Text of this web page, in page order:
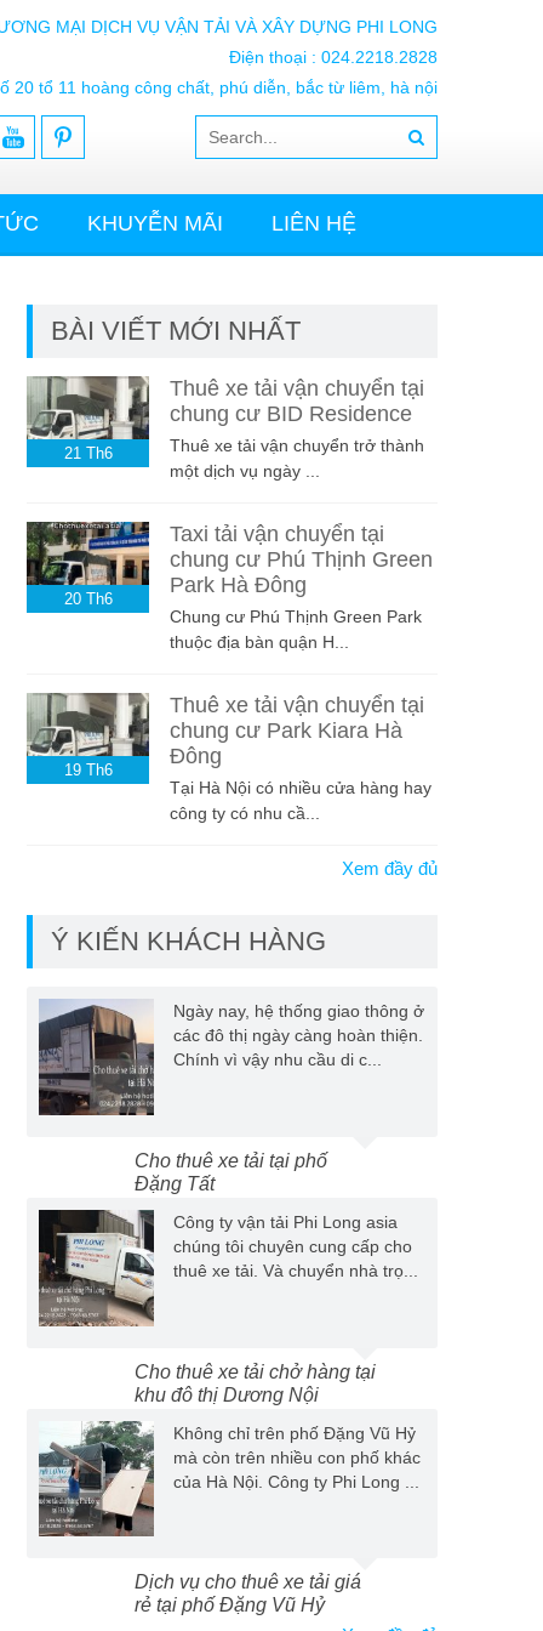
MẠI DỊCH VỤ VẬN TẢI VÀ XÂY DỰNG PHI LONG
Điện thoại : 024.2218.2828
20 tổ 11 hoàng công chất, phú diễn, bắc từ liêm, hà nội
KHUYỄN MÃI LIÊN HỆ
BÀI VIẾT MỚI NHẤT
21 Th6
Thuê xe tải vận chuyển tại
chung cư BID Residence
Thuê xe tải vận chuyển trở thành
một dịch vụ ngày ...
20 Th6
Taxi tải vận chuyển tại
chung cư Phú Thịnh Green
Park Hà Đông
Chung cư Phú Thịnh Green Park
thuộc địa bàn quận H...
19 Th6
Thuê xe tải vận chuyển tại
chung cư Park Kiara Hà
Đông
Tại Hà Nội có nhiều cửa hàng hay
công ty có nhu cầ...
Xem đầy đủ
Ý KIẾN KHÁCH HÀNG
Ngày nay, hệ thống giao thông ở
các đô thị ngày càng hoàn thiện.
Chính vì vậy nhu cầu di c...
Cho thuê xe tải tại phố
Đặng Tất
Công ty vận tải Phi Long asia
chúng tôi chuyên cung cấp cho
thuê xe tải. Và chuyển nhà trọ...
Cho thuê xe tải chở hàng tại
khu đô thị Dương Nội
Không chỉ trên phố Đặng Vũ Hỷ
mà còn trên nhiều con phố khác
của Hà Nội. Công ty Phi Long ...
Dịch vụ cho thuê xe tải giá
rẻ tại phố Đặng Vũ Hỷ